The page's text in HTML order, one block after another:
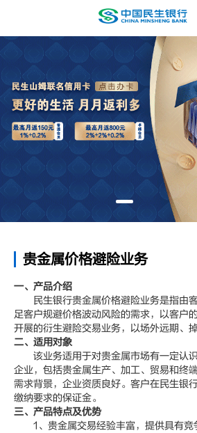
贵金属价格避险业务
一、产品介绍
民生银行贵金属价格避险业务是指由
足客户规避价格波动风险的需求，以客户
开展的衍生避险交易业务，以场外远期、
二、适用对象
该业务适用于对贵金属市场有一定认
企业，包括贵金属生产、加工、贸易和终
需求背景，企业资质良好。客户在民生银
缴纳要求的保证金。
三、产品特点及优势
1、贵金属交易经验丰富，提供具有竞